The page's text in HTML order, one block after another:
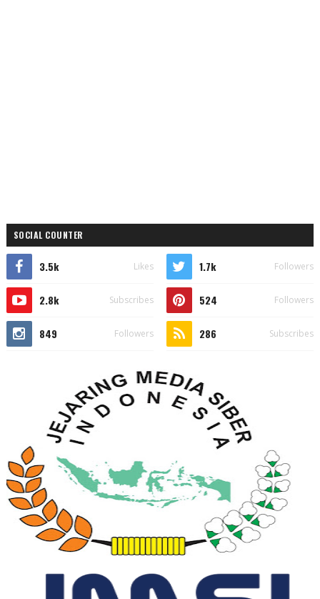
SOCIAL COUNTER
3.5k Likes 1.7k Followers
2.8k Subscribes 524 Followers
849 Followers 286 Subscribes